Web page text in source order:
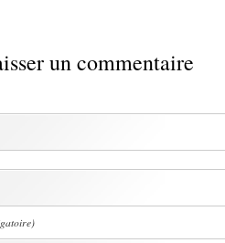
un commentaire